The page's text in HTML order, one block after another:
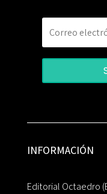
INFORMACIÓN
Editorial Octaedro